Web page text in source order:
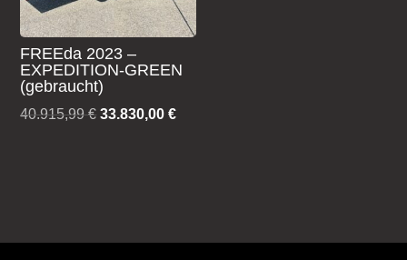
FREEda 2023 –
EXPEDITION-GREEN
(gebraucht)
40.915,99€ Ursprünglicher
33.830,00€Aktueller